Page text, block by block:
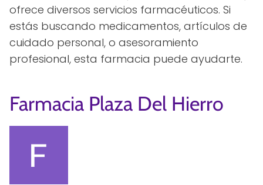
ofrece diversos servicios farmacéuticos. Si
estás buscando medicamentos, artículos de
cuidado personal, o asesoramiento
profesional, esta farmacia puede ayudarte.
Farmacia Plaza Del Hierro